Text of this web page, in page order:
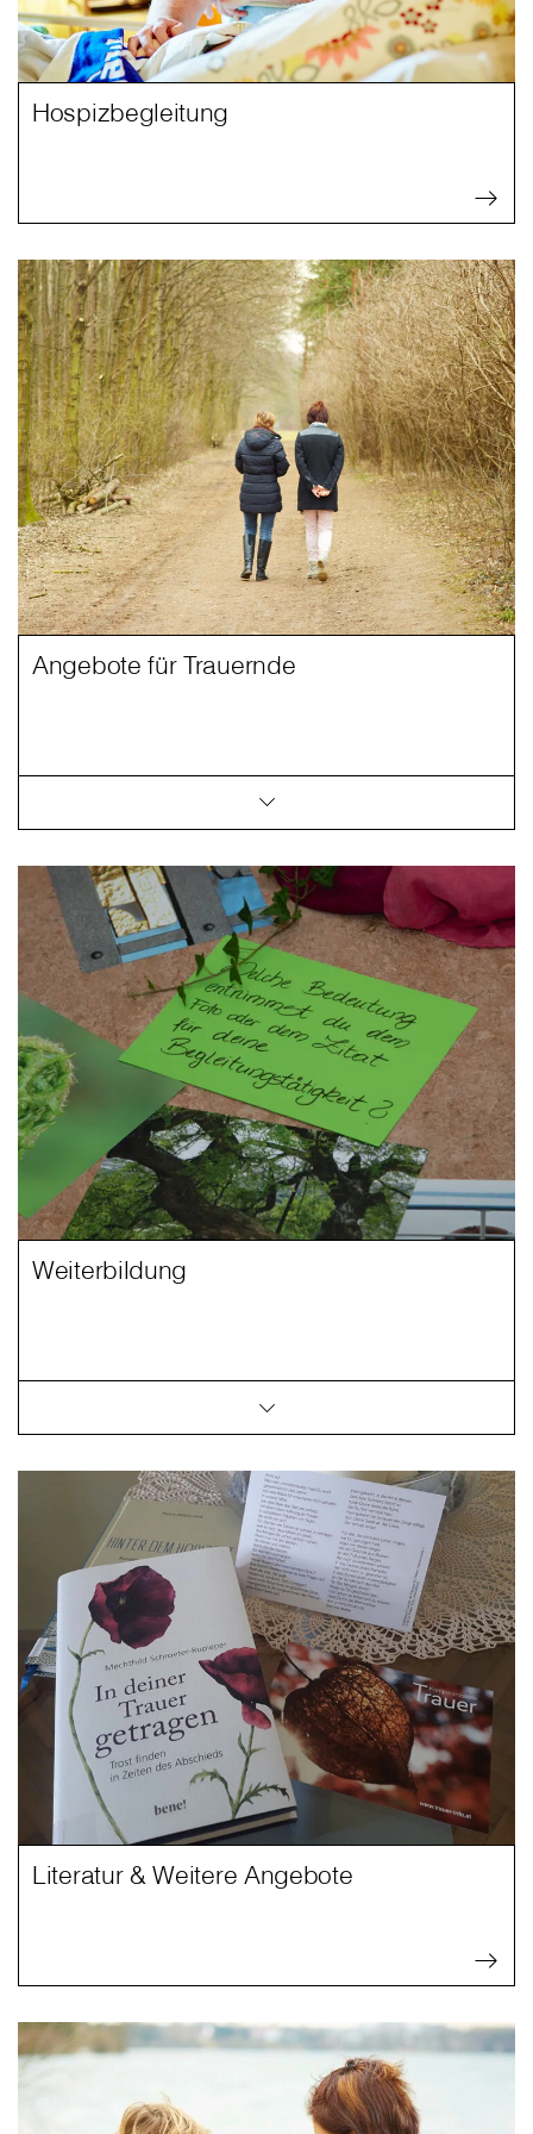
Hospizbegleitung
Angebote für Trauernde
Weiterbildung
Literatur & Weitere Angebote